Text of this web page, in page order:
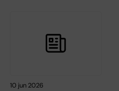
10 jun 2026